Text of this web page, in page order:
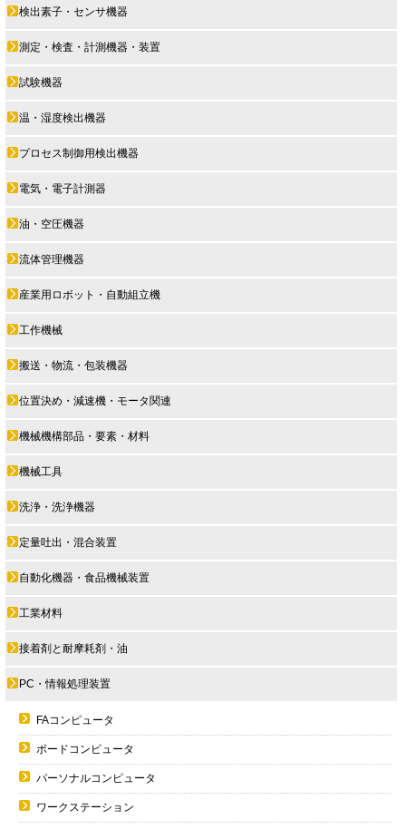
検出素子・センサ機器
測定・検査・計測機器・装置
試験機器
温・湿度検出機器
プロセス制御用検出機器
電気・電子計測器
油・空圧機器
流体管理機器
産業用ロボット・自動組立機
工作機械
搬送・物流・包装機器
位置決め・減速機・モータ関連
機械機構部品・要素・材料
機械工具
洗浄・洗浄機器
定量吐出・混合装置
自動化機器・食品機械装置
工業材料
接着剤と耐摩耗剤・油
PC・情報処理装置
FAコンピュータ
ボードコンピュータ
パーソナルコンピュータ
ワークステーション